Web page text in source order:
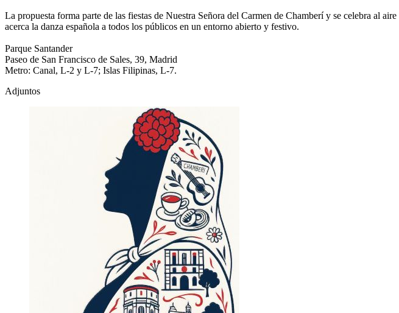
La propuesta forma parte de las fiestas de Nuestra Señora del Carmen de Chamberí y se celebra al
acerca la danza española a todos los públicos en un entorno abierto y festivo.
Parque Santander
Paseo de San Francisco de Sales, 39, Madrid
Metro: Canal, L-2 y L-7; Islas Filipinas, L-7.
Adjuntos